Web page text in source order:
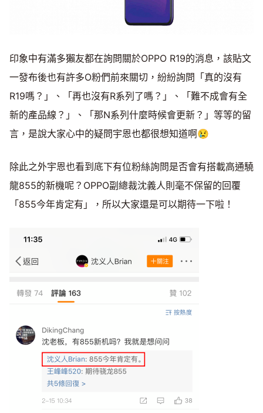
印象中有滿多獺友都在詢問關於OPPO R19的消息，該貼文
一發布後也有許多O粉們前來關切，紛紛詢問「真的沒有
R19嗎？」、「再也沒有R系列了嗎？」、「難不成會有全
新的產品線？」、「那N系列什麼時候會更新？」等等的留
言，是說大家心中的疑問宇恩也都很想知道啊😢
除此之外宇恩也看到底下有位粉絲詢問是否會有搭載高通驍
龍855的新機呢？OPPO副總裁沈義人則毫不保留的回覆
「855今年肯定有」，所以大家還是可以期待一下啦！